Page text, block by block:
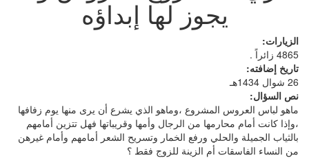
يجوز لها إبداؤه
الزيارات:
4865 زائراً .
تاريخ إضافته:
26 شوال 1434هـ
نص السؤال:
ماهو لباس العروس المشروع ،وماهو الذي يشرع أن يرى منها يوم زفافها
،وإذا كانت أمام محارمها من الرجال وأمها وقريباتها فهل تتزين أمامهم
بالثياب الجميلة والحلي ورفع الخمار وتسريح الشعر أمامهم وأمام غيرهن
من النساء الفاسقات أم الزينة للزوج فقط ؟